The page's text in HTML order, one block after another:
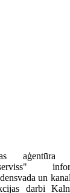
aģentūra
un
darbi